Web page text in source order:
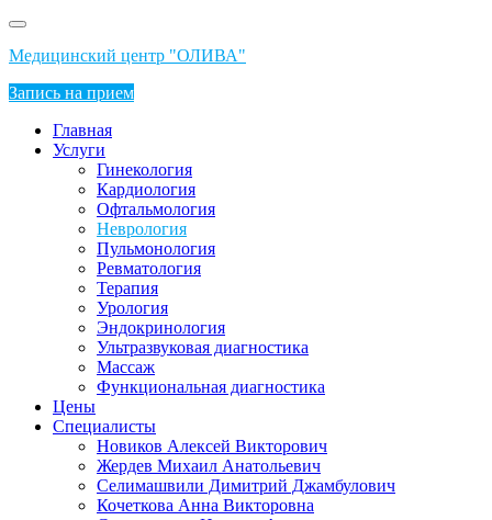
Перейти
содержимому
Медицинский центр "ОЛИВА"
Запись на прием
Главная
Услуги
Гинекология
Кардиология
Офтальмология
Неврология
Пульмонология
Ревматология
Терапия
Урология
Эндокринология
Ультразвуковая диагностика
Массаж
Функциональная диагностика
Цены
Специалисты
Новиков Алексей Викторович
Жердев Михаил Анатольевич
Селимашвили Димитрий Джамбулович
Кочеткова Анна Викторовна